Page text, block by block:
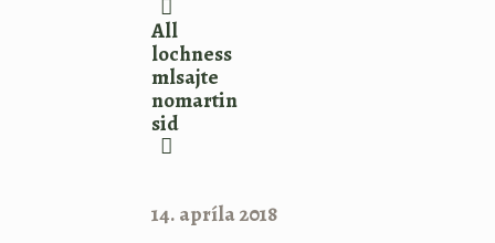
All
lochness
mlsajte
nomartin
sid
14. apríla 2018